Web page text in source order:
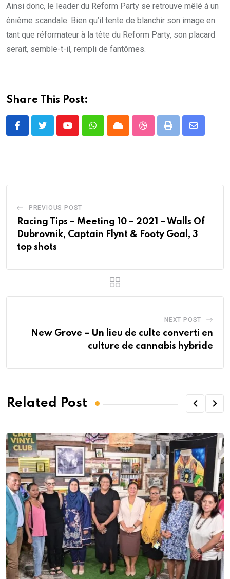
Ainsi donc, le leader du Reform Party se retrouve mêlé à un
énième scandale. Bien qu’il tente de blanchir son image en
tant que réformateur à la tête du Reform Party, son placard
serait, semble-t-il, rempli de fantômes.
Share This Post:
YoutubeWhatsappCloud StumbleUpon
Print
Share
PREVIOUS POST
Racing Tips – Meeting 10 – 2021 – Walls Of
Dubrovnik, Captain Flynt & Footy Goal, 3
top shots
NEXT POST
New Grove – Un lieu de culte converti en
culture de cannabis hybride
Related Post